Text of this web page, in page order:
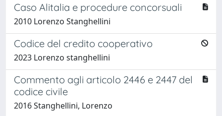
Caso Alitalia e procedure concorsuali
2010 Lorenzo Stanghellini
Codice del credito cooperativo
2023 Lorenzo stanghellini
Commento agli articolo 2446 e 2447 del
codice civile
2016 Stanghellini, Lorenzo